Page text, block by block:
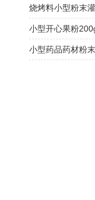
烧烤料小型粉末
小型开心果粉
小型药品药材粉